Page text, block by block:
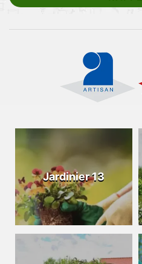
Jardinier 13